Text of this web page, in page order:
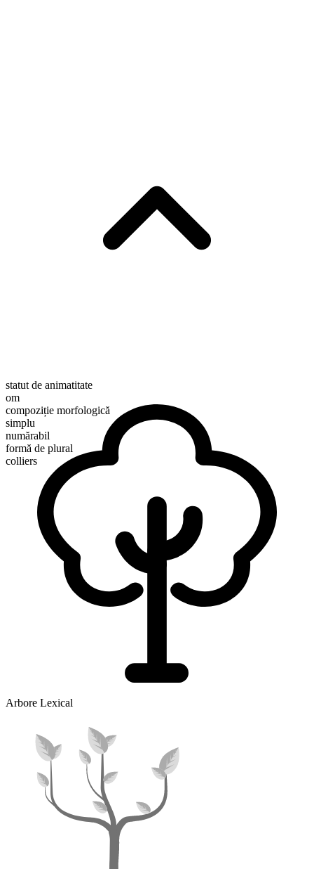
statut de animatitate
om
compoziție morfologică
simplu
numărabil
formă de plural
colliers
Arbore Lexical